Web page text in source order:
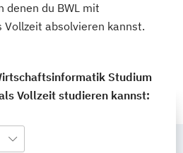
denen du BWL mit
absolvieren kannst.
Studium
Vollzeit studieren kannst: